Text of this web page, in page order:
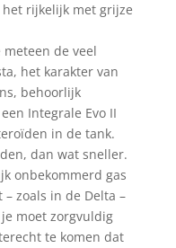
rijkelijk met grijze
de veel
het karakter van
behoorlijk
Integrale Evo II
in de tank.
dan wat sneller.
onbekommerd gas
zoals in de Delta –
moet zorgvuldig
te komen dat